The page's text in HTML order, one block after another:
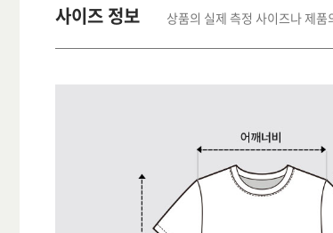
사이즈 정보 상품의 실제 측정 사이즈나 제